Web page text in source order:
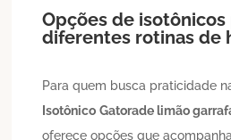
Opções de isotônicos
diferentes rotinas de
Para quem busca praticidade
Isotônico Gatorade limão
oferece opções que